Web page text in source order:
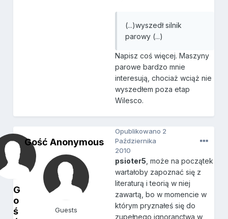
(...)wyszedł silnik
parowy (...)
Napisz coś więcej. Maszyny
parowe bardzo mnie
interesują, chociaż wciąż nie
wyszedłem poza etap
Wilesco.
G
o
ś
Gość Anonymous
Guests
Opublikowano 2
Października
2010
psioter5 , może na początek
wartałoby zapoznać się z
literaturą i teorią w niej
zawartą, bo w momencie w
którym pryznałeś się do
zupełnego ignoranctwa w